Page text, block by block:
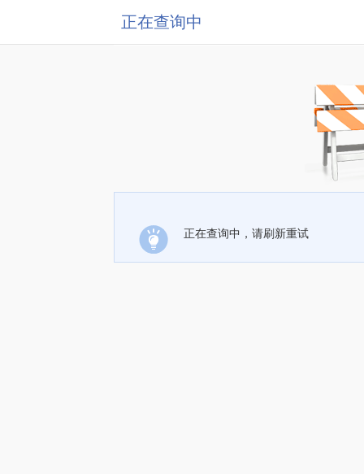
正在查询中
正在查询中，请刷新重试